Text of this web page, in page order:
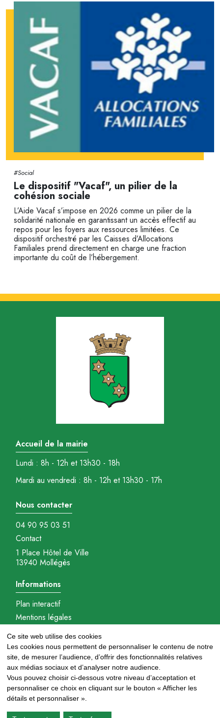
Ce site web utilise des cookies
Les cookies nous permettent de personnaliser le contenu de notre
site, de mesurer l’audience, d’offrir des fonctionnalités relatives
aux médias sociaux et d’analyser notre audience.
Vous pouvez choisir ci-dessous votre niveau d’acceptation et
personnaliser ce choix en cliquant sur le bouton « Afficher les
détails et personnaliser ».
#Social
Le dispositif "Vacaf", un pilier de la
cohésion sociale
L’Aide Vacaf s’impose en 2026 comme un pilier de la
solidarité nationale en garantissant un accès effectif au
repos pour les foyers aux ressources limitées. Ce
dispositif orchestré par les Caisses d’Allocations
Familiales prend directement en charge une fraction
importante du coût de l’hébergement.
Accueil de la mairie
Lundi : 8h - 12h et 13h30 - 18h
Mardi au vendredi : 8h - 12h et 13h30 - 17h
Nous contacter
04 90 95 03 51
Contact
1 Place Hôtel de Ville
13940 Mollégès
Informations
Plan interactif
Mentions légales
Réalisation : Ambition-com.fr
Nous suivre
Newsletter